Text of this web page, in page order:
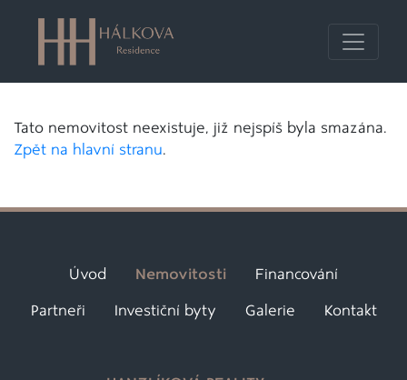
Tato nemovitost neexistuje, již nejspíš byla smazána.
Zpět na hlavní stranu.
Úvod Nemovitosti Financování
Partneři Investiční byty Galerie Kontakt